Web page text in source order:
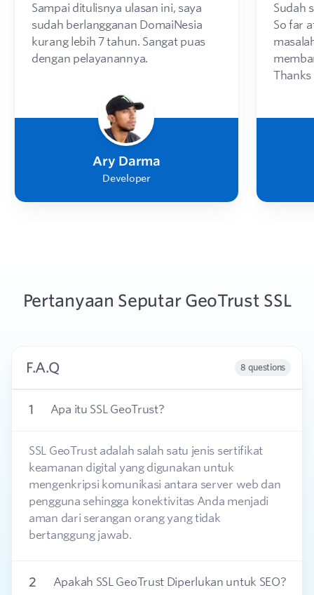
Sampai ditulisnya ulasan ini, saya
sudah berlangganan DomaiNesia
kurang lebih 7 tahun. Sangat puas
dengan pelayanannya.
Ary Darma
Developer
Sudah
So far
Thanks
Pertanyaan Seputar GeoTrust SSL
F.A.Q 8 questions
1 Apa itu SSL GeoTrust?
SSL GeoTrust adalah salah satu jenis sertifikat
keamanan digital yang digunakan untuk
mengenkripsi komunikasi antara server web dan
pengguna sehingga konektivitas Anda menjadi
aman dari serangan orang yang tidak
bertanggung jawab.
2 Apakah SSL GeoTrust Diperlukan untuk SEO?